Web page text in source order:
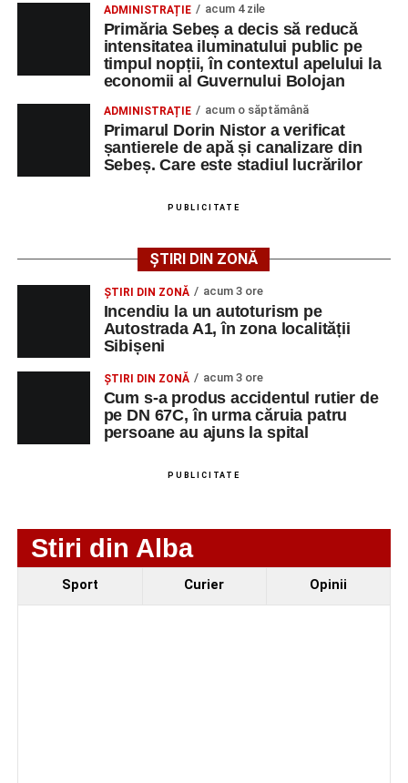
Cele patru persoane au fost transportate la Spitalul
Județean de Urgență Alba Iulia pentru acordarea
îngrijirilor medicale de specialitate.
Cei doi conducători auto nu au putut fi testați cu aparatul
etilotest, motiv pentru care le-au fost prelevate mostre
biologice, în vederea stabilirii alcoolemiei.
împrejurărilor în care s-a produs accidentul, în cadrul unui
vătămare corporală din culpă.
Adaugă-ne ca sursă preferată
Urmărește-ne pe Google News
Ultimele știri din Sebeș
Incendiu la un autoturism pe Autostrada A1, în zona
Școala de Fotbal Valea Frumoasei își întărește
lotul pentru noul sezon. Trei achiziții și performanțe
importante la nivel juvenil
Cum s-a produs accidentul rutier de pe DN 67C, în
ADMINISTRAȚIE acum 4 zile
Primăria Sebeș a decis să reducă
intensitatea iluminatului public pe
timpul nopții, în contextul apelului la
economii al Guvernului Bolojan
ADMINISTRAȚIE acum o săptămână
Primarul Dorin Nistor a verificat
șantierele de apă și canalizare din
Sebeș. Care este stadiul lucrărilor
PUBLICITATE
ȘTIRI DIN ZONĂ
ȘTIRI DIN ZONĂ acum 3 ore
Incendiu la un autoturism pe
Autostrada A1, în zona localității
Sibișeni
ȘTIRI DIN ZONĂ acum 3 ore
Cum s-a produs accidentul rutier de
pe DN 67C, în urma căruia patru
persoane au ajuns la spital
PUBLICITATE
Stiri din Alba
Sport Curier Opinii